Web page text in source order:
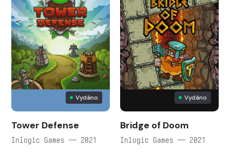
Vydáno
Tower Defense
Inlogic Games — 2021
Vydáno
Bridge of Doom
Inlogic Games — 2021